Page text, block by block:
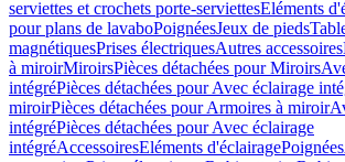
serviettes et crochets porte-serviettesEléments
pour plans de lavaboPoignéesJeux de pieds
magnétiquesPrises électriquesAutres accessoires
à miroirMiroirsPièces détachées pour Miroirs
intégréPièces détachées pour Avec éclairage
miroirPièces détachées pour Armoires à miroir
intégréPièces détachées pour Avec éclairage
intégréAccessoiresEléments d'éclairagePoignées